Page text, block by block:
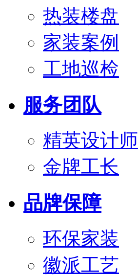
热装楼盘
家装案例
工地巡检
服务团队
精英设计师
金牌工长
品牌保障
环保家装
徽派工艺